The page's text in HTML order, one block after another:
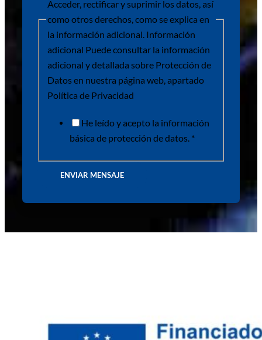
Acceder, rectificar y suprimir los datos, así
como otros derechos, como se explica en
la información adicional. Información
adicional Puede consultar la información
adicional y detallada sobre Protección de
Datos en nuestra página web, apartado
Política de Privacidad
He leído y acepto la información
básica de protección de datos. *
ENVIAR MENSAJE